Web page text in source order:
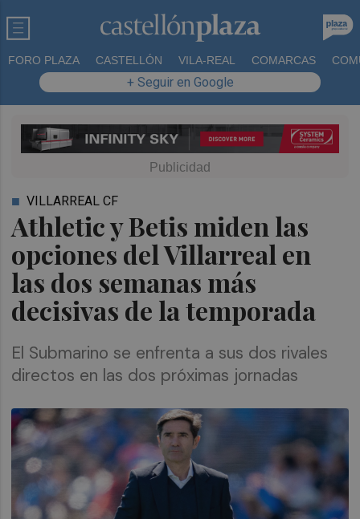
FORO PLAZA CASTELLÓN VILA-REAL COMARCAS
+ Seguir en Google
Athletic y Betis miden las
opciones del Villarreal en
las dos semanas más
decisivas de la temporada
VILLARREAL CF
El Submarino se enfrenta a sus dos rivales
directos en las dos próximas jornadas